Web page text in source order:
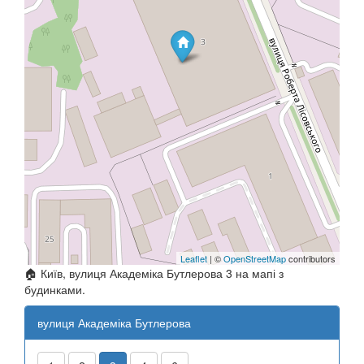
Leaflet | ©OpenStreetMapcontributors
🏠 Київ, вулиця Академіка Бутлерова 3 на мапі з
будинками.
вулиця Академіка Бутлерова